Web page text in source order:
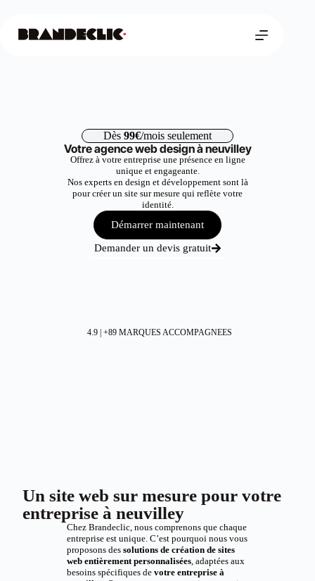
Dès 99€/mois seulement
Votre agence web design à neuvilley
Offrez à votre entreprise une présence en ligne
unique et engageante.
Nos experts en design et développement sont là
pour créer un site sur mesure qui reflète votre
identité.
Démarrer maintenant
Demander un devis gratuit
4.9 | +89 MARQUES ACCOMPAGNEES
Un site web sur mesure pour votre
entreprise à neuvilley
Chez Brandeclic, nous comprenons que chaque
entreprise est unique. C’est pourquoi nous vous
proposons des solutions de création de sites
web entièrement personnalisées, adaptées aux
besoins spécifiques de votre entreprise à